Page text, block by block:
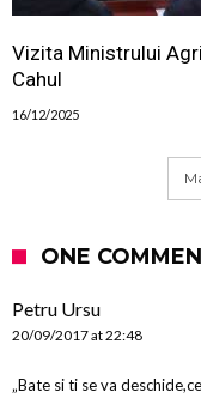
Vizita Ministrului
Cahul
16/12/2025
ONE
Petru Ursu
20/09/2017 at 22:48
„Bate si ti se va